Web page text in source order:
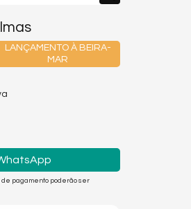
LANÇAMENTO À BEIRA-
MAR
pagamento poderão ser